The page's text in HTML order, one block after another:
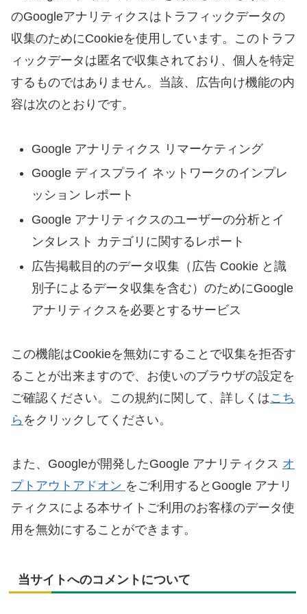
のGoogleアナリティクスはトラフィックデータの
収集のためにCookieを使用しています。このトラフ
ィックデータは匿名で収集されており、個人を特定
するものではありません。当該、広告向け機能の内
容は次のとおりです。
Google アナリティクス リマーケティング
Google ディスプライ ネットワークのインプレ
ッション レポート
Google アナリティクスのユーザーの分析とイ
ンタレスト カテゴリに関するレポート
広告掲載目的のデータ収集（広告 Cookie と識
別子によるデータ収集を含む）のためにGoogle
アナリティクスを必要とするサービス
この機能はCookieを無効にすることで収集を拒否す
ることが出来ますので、お使いのブラウザの設定を
ご確認ください。この規約に関して、詳しくはこち
ら をクリックしてください。
また、Googleが開発したGoogle アナリティクス オ
プトアウトアドオン をご利用するとGoogle アナリ
ティクスによる本サイトご利用のお客様のデータ使
用を無効にすることができます。
当サイトへのコメントについて